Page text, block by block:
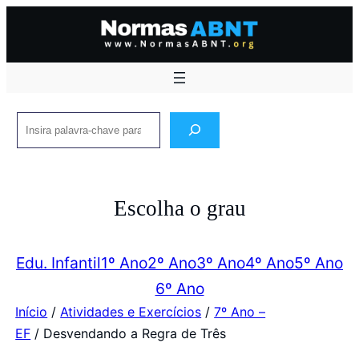
Escolha o grau
Edu. Infantil1º Ano2º Ano3º Ano4º Ano5º Ano
6º Ano
Início / Atividades e Exercícios /7º Ano –
EF / Desvendando a Regra de Três